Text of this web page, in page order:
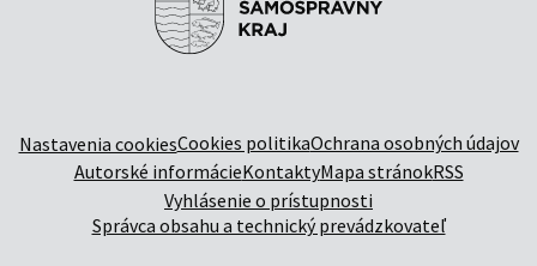
Nastavenia cookiesCookies politikaOchrana osobných údajov
Autorské informácieKontaktyMapa stránokRSS
Vyhlásenie o prístupnosti
Správca obsahu a technický prevádzkovateľ